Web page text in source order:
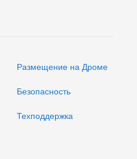
Размещение на Дроме
Безопасность
Техподдержка